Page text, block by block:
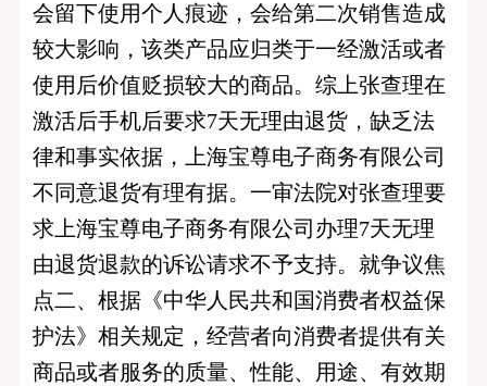
会留下使用个人痕迹，会给第二次销售造成
较大影响，该类产品应归类于一经激活或者
使用后价值贬损较大的商品。综上张查理在
激活后手机后要求7天无理由退货，缺乏法
律和事实依据，上海宝尊电子商务有限公司
不同意退货有理有据。一审法院对张查理要
求上海宝尊电子商务有限公司办理7天无理
由退货退款的诉讼请求不予支持。就争议焦
点二、根据《中华人民共和国消费者权益保
护法》相关规定，经营者向消费者提供有关
商品或者服务的质量、性能、用途、有效期